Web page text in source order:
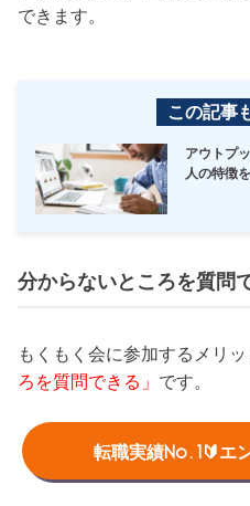
転職実績No.1🔰エ
できます。
この記事
アウトプ
人の特徴
分からないところを質問
もくもく会に参加するメリ
ろを質問できる」 です。
プログラミングを勉強して
面する時がありますよね。